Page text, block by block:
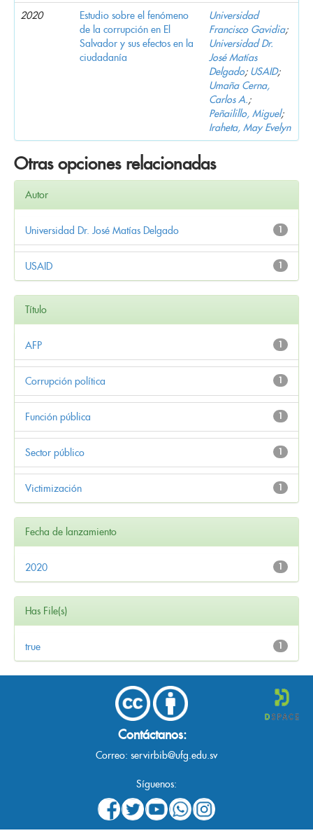
2020
Estudio sobre el fenómeno
de la corrupción en El
Salvador y sus efectos en la
ciudadanía
Universidad
Francisco Gavidia;
Universidad Dr.
José Matías
Delgado; USAID;
Umaña Cerna,
Carlos A.;
Peñailillo, Miguel;
Iraheta, May Evelyn
Otras opciones relacionadas
Autor
1
Universidad Dr. José Matías Delgado
1
USAID
Título
1
AFP
1
Corrupción política
1
Función pública
1
Sector público
1
Victimización
Fecha de lanzamiento
1
2020
Has File(s)
1
true
Contáctanos:
Correo: servirbib@ufg.edu.sv
Síguenos: